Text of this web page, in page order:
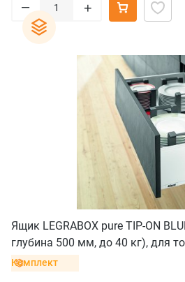
– +
Ящик LEGRABOX pure TIP-ON
глубина 500 мм, до 40 кг), для
Комплект